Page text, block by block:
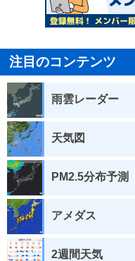
注目のコンテンツ
雨雲レーダー
天気図
PM2.5分布予測
アメダス
2週間天気